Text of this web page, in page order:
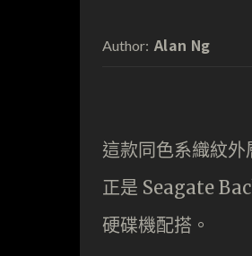
Author: Alan Ng
這款同色系織紋
正是 Seagate
硬碟機配搭。